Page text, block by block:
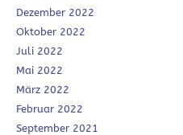
Dezember 2022
Oktober 2022
Juli 2022
Mai 2022
März 2022
Februar 2022
September 2021